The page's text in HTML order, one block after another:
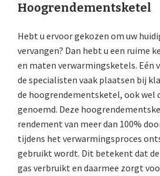
Hoogrendementsketel
Hebt u ervoor gekozen om uw
vervangen? Dan hebt u een ruime
en maten verwarmingsketels. Eén
de specialisten vaak plaatsen bij
de hoogrendementsketel, ook wel
genoemd. Deze
rendement van meer dan 100%
tijdens het verwarmingsproces
gebruikt wordt. Dit betekent dat
gas verbruikt en daarmee zorgt